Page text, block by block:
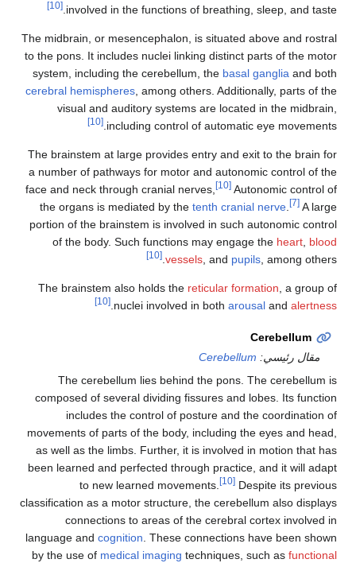
involved in the functions of breathing, sleep,
The midbrain, or mesencephalon, is situated above and
to the pons. It includes nuclei linking distinct parts of the
system, including the cerebellum, thebasal ganglia
cerebral hemispheres, among others. Additionally,
visual and auditory systems are located in the
including control of automatic eye
[10]
The brainstem at large provides entry and exit to the
a number of pathways for motor and autonomic
face and neck through cranial nerves,
[10]Autonomic
the organs is mediated by thetenth cranial nerve.
portion of the brainstem is involved in such autonomic
of the body. Such functions may engage theheart
vessels, andpupils, among
[10]
The brainstem also holds thereticular formation , a
nuclei involved in botharousaland
.
رئيسي:Cerebellum
The cerebellum lies behind the pons. The
composed of several dividing fissures and lobes. Its
includes the control of posture and the
movements of parts of the body, including the eyes
as well as the limbs. Further, it is involved in motion
been learned and perfected through practice, and it
to new learned movements.
[10]Despite its
classification as a motor structure, the cerebellum also
connections to areas of the cerebral cortex
language and cognition. These connections have been
by the use ofmedical imagingtechniques, such as